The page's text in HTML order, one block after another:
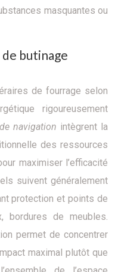
masquantes ou
butinage
de fourrage selon
rigoureusement
navigation intègrent la
des ressources
maximiser l’efficacité
suivent généralement
protection et points de
bordures de meubles.
permet de concentrer
maximal plutôt que